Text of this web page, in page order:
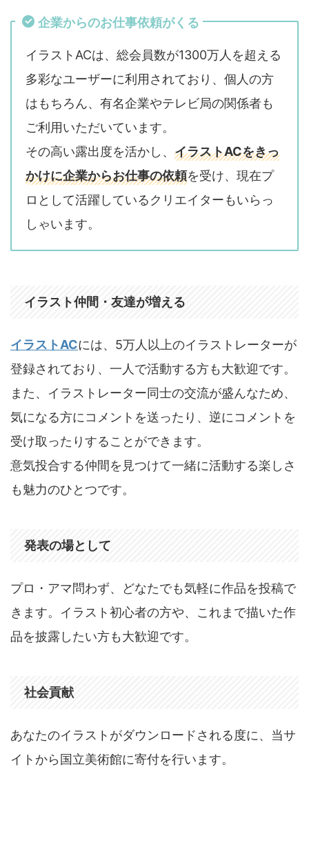
企業からのお仕事依頼がくる
イラストACは、総会員数が1300万人を超える
多彩なユーザーに利用されており、個人の方
はもちろん、有名企業やテレビ局の関係者も
ご利用いただいています。
その高い露出度を活かし、 イラストACをきっ
かけに企業からお仕事の依頼を受け、現在プ
ロとして活躍しているクリエイターもいらっ
しゃいます。
イラスト仲間・友達が増える
イラストACには、5万人以上のイラストレーターが
登録されており、一人で活動する方も大歓迎です。
また、イラストレーター同士の交流が盛んなため、
気になる方にコメントを送ったり、逆にコメントを
受け取ったりすることができます。
意気投合する仲間を見つけて一緒に活動する楽しさ
も魅力のひとつです。
発表の場として
プロ・アマ問わず、どなたでも気軽に作品を投稿で
きます。イラスト初心者の方や、これまで描いた作
品を披露したい方も大歓迎です。
社会貢献
あなたのイラストがダウンロードされる度に、当サ
イトから国立美術館に寄付を行います。